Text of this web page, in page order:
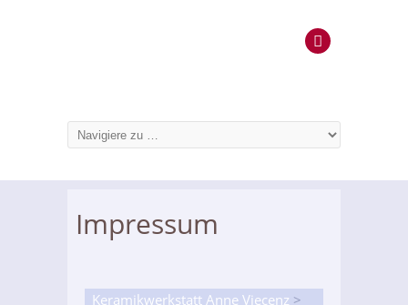
Impressum
Keramikwerkstatt Anne Viecenz >